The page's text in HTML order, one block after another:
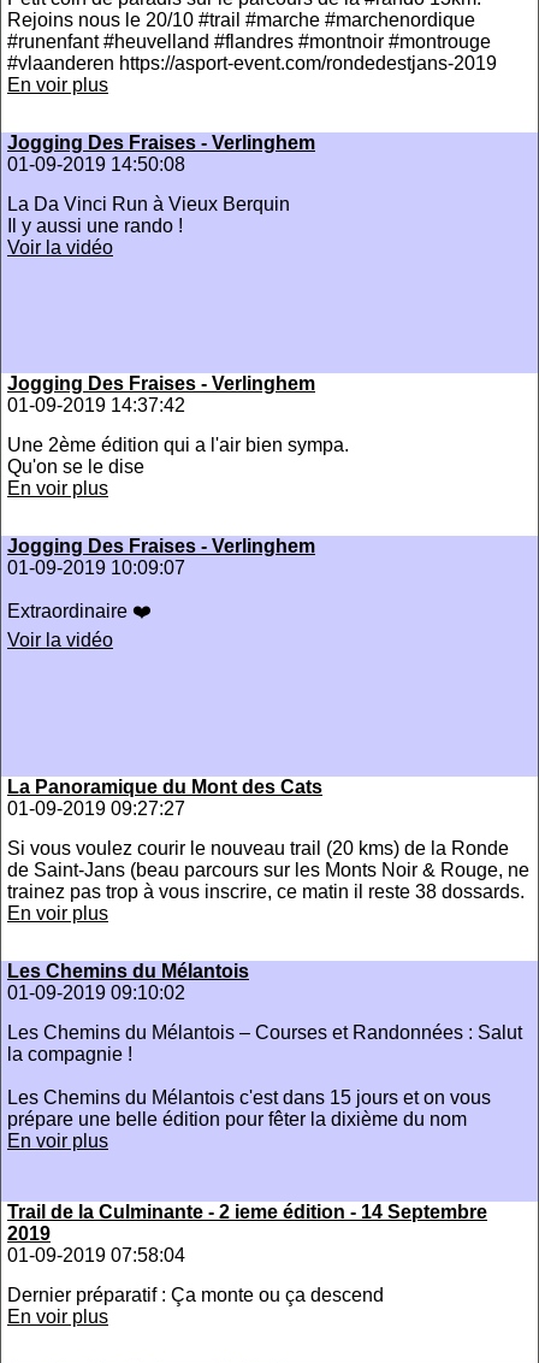
Rejoins nous le 20/10 #trail #marche #marchenordique
#runenfant #heuvelland #flandres #montnoir #montrouge
#vlaanderen https://asport-event.com/rondedestjans-2019
En voir plus
Jogging Des Fraises - Verlinghem
01-09-2019 14:50:08
La Da Vinci Run à Vieux Berquin
Il y aussi une rando !
Voir la vidéo
Jogging Des Fraises - Verlinghem
01-09-2019 14:37:42
Une 2ème édition qui a l'air bien sympa.
Qu'on se le dise
En voir plus
Jogging Des Fraises - Verlinghem
01-09-2019 10:09:07
Extraordinaire ❤️
Voir la vidéo
La Panoramique du Mont des Cats
01-09-2019 09:27:27
Si vous voulez courir le nouveau trail (20 kms) de la Ronde
de Saint-Jans (beau parcours sur les Monts Noir & Rouge, ne
trainez pas trop à vous inscrire, ce matin il reste 38 dossards.
En voir plus
Les Chemins du Mélantois
01-09-2019 09:10:02
Les Chemins du Mélantois – Courses et Randonnées : Salut
la compagnie !
Les Chemins du Mélantois c'est dans 15 jours et on vous
prépare une belle édition pour fêter la dixième du nom
En voir plus
Trail de la Culminante - 2 ieme édition - 14 Septembre
2019
01-09-2019 07:58:04
Dernier préparatif : Ça monte ou ça descend
En voir plus